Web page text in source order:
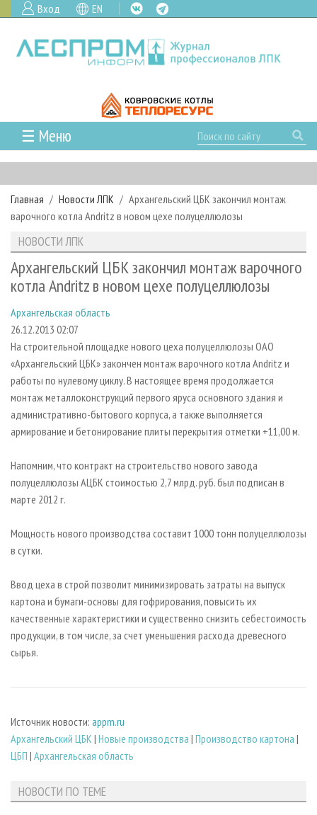
Вход EN
☰ Меню
ГЛАВНАЯ
РУБРИКИ И ТЕМЫ
РУБРИКИ ЖУРНАЛА
ЛЕСОЗАГОТОВКА
ЛЕСОПИЛЕНИЕ
СУШКА ДРЕВЕСИНЫ
ПРОИЗВОДСТВО ДРЕВЕСНЫХ ПЛИТ
ДЕРЕВЯННОЕ ДОМОСТРОЕНИЕ
ПРОИЗВОДСТВО МЕБЕЛИ
БИОЭНЕРГЕТИКА
ИНСТРУМЕНТ И МАТЕРИАЛЫ
НОВОСТИ
НОВОСТИ ЛПК
НОВОСТИ ЖУРНАЛА
ПРОЕКТЫ ЛПИ
АНАЛИТИКА
ПРЕДПРИЯТИЯ ЛПК
ПЕРСОНЫ
МОБИЛЬНЫЕ ВЫСТАВКИ
ОФИЦИАЛЬНЫЕ ДЕЛЕГАЦИИ
ПРИОРИТЕТНЫЕ ИНВЕСТПРОЕКТЫ
RUSSIAN FORESTRY REVIEW
БИБЛИОТЕКА СПЕЦИАЛИСТА
АРХИВ ЖУРНАЛОВ
О ЖУРНАЛЕ
ПОДПИСКА
КОНТАКТЫ
РЕКЛАМОДАТЕЛЯМ
РЕКЛАМА
РЕКЛАМА НА САЙТЕ
Главная Новости ЛПК
Архангельский ЦБК закончил монтаж
варочного котла Andritz в новом цехе полуцеллюлозы
НОВОСТИ ЛПК
Архангельский ЦБК закончил монтаж варочного
котла Andritz в новом цехе полуцеллюлозы
Архангельская область
26.12.2013 02:07
На строительной площадке нового цеха полуцеллюлозы ОАО
«Архангельский ЦБК» закончен монтаж варочного котла Andritz и
работы по нулевому циклу. В настоящее время продолжается
монтаж металлоконструкций первого яруса основного здания и
административно-бытового корпуса, а также выполняется
армирование и бетонирование плиты перекрытия отметки +11,00 м.
Напомним, что контракт на строительство нового завода
полуцеллюлозы АЦБК стоимостью 2,7 млрд. руб. был подписан в
марте 2012 г.
Мощность нового производства составит 1000 тонн полуцеллюлозы
в сутки.
Ввод цеха в строй позволит минимизировать затраты на выпуск
картона и бумаги-основы для гофрирования, повысить их
качественные характеристики и существенно снизить себестоимость
продукции, в том числе, за счет уменьшения расхода древесного
сырья.
Источник новости: appm.ru
Архангельский ЦБК | Новые производства | Производство картона |
ЦБП | Архангельская область
НОВОСТИ ПО ТЕМЕ